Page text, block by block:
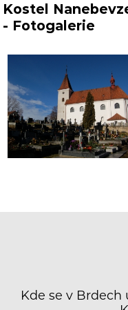
Kostel
- Fotogalerie
Kde se v Brdech